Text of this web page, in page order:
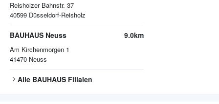
Reisholzer Bahnstr. 37
40599 Düsseldorf-Reisholz
BAUHAUS Neuss
Am Kirchenmorgen 1
41470 Neuss
9.0km
Alle BAUHAUS Filialen